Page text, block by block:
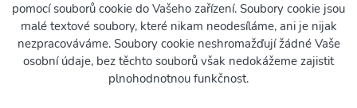
pomocí souborů cookie do Vašeho zařízení. Soubory cookie jsou
malé textové soubory, které nikam neodesíláme, ani je nijak
nezpracováváme. Soubory cookie neshromažďují žádné Vaše
osobní údaje, bez těchto souborů však nedokážeme zajistit
plnohodnotnou funkčnost.